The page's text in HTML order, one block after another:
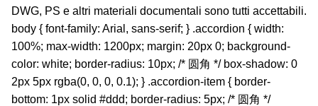
DWG, PS e altri materiali documentali sono tutti accettabili.
body { font-family: Arial, sans-serif; } .accordion { width:
100%; max-width: 1200px; margin: 20px 0; background-
color: white; border-radius: 10px; /* 圆角 */ box-shadow: 0
2px 5px rgba(0, 0, 0, 0.1); } .accordion-item { border-
bottom: 1px solid #ddd; border-radius: 5px; /* 圆角 */